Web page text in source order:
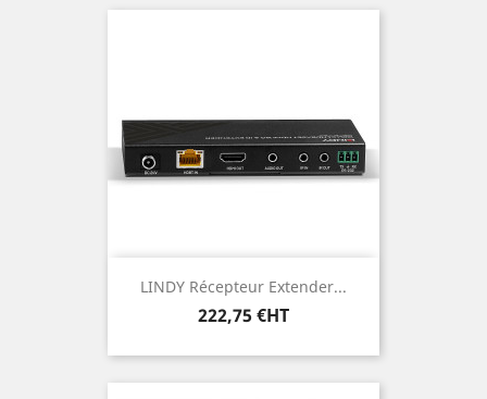
LINDY Récepteur Extender...
Prix
222,75 €HT